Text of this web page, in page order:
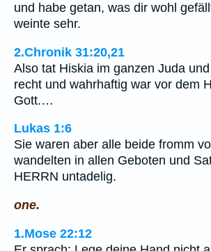
und habe getan, was dir wohl
weinte sehr.
2.Chronik 31:20,21
Also tat Hiskia im ganzen Juda
recht und wahrhaftig war vor dem
Gott.…
Lukas 1:6
Sie waren aber alle beide fromm
wandelten in allen Geboten und
HERRN untadelig.
one.
1.Mose 22:12